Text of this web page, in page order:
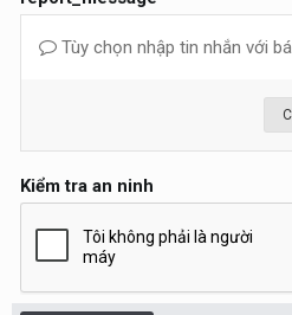
Tùy chọn nhập tin nhắn với
Kiểm tra an ninh